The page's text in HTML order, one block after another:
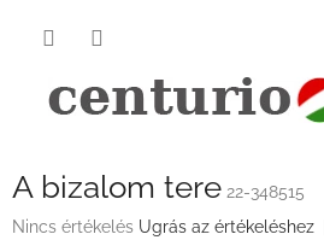
A bizalom tere 22-348515
A
Nincs értékelés Ugrás az értékeléshez